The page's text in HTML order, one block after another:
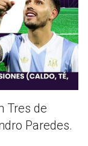
Tres de
Paredes.